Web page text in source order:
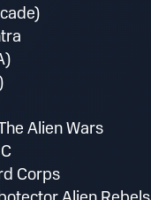
Alien Wars
Corps